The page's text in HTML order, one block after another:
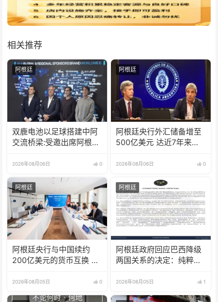
相关推荐
阿根廷
双鹿电池以足球搭建中阿
交流桥梁:受邀出席阿根廷
2026年08月06日 0
阿根廷
阿根廷央行外汇储备增至
500亿美元 达近7年来最
2026年08月06日 0
阿根廷
阿根廷央行与中国续约
200亿美元的货币互换 有
2026年08月05日 0
阿根廷
阿根廷政府回应巴西降级
两国关系的决定：纯粹意
2026年08月05日 1